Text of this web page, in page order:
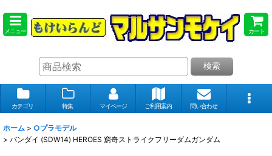
メニュー カート
検索
カテゴリ 特集 マイページ ご利用案内 問い合わせ
ホーム > ○プラモデル
> バンダイ (SDW14) HEROES 窮奇ストライクフリーダムガンダム